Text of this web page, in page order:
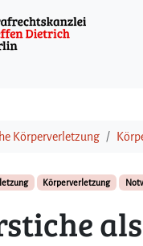
Körperverletzung
Körperverletzung